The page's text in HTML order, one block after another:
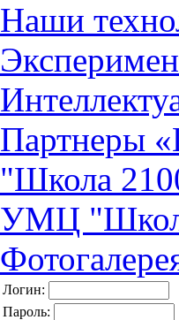
Наши
Партнеры
"Школа
УМЦ
Логин:
Пароль: